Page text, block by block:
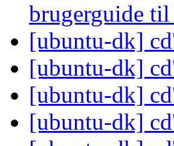
brugerguide
[ubuntu-dk]
[ubuntu-dk]
[ubuntu-dk]
[ubuntu-dk]